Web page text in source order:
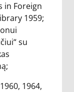
in Foreign
1959;
su
1964,